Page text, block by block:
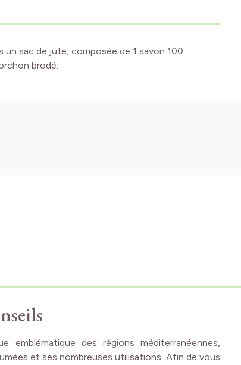
un sac de jute, composée de 1 savon 100
brodé.
emblématique des régions méditerranéennes,
et ses nombreuses utilisations. Afin de vous